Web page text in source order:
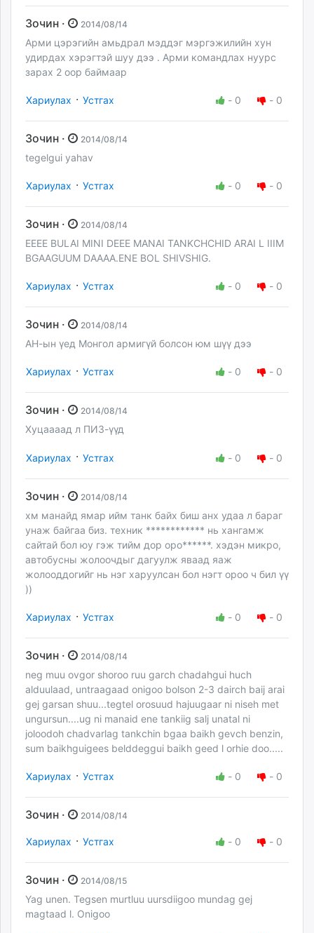
Зочин · 2014/08/14
Арми цэрэгийн амьдрал мэддэг мэргэжилийн хун
удирдах хэрэгтэй шуу дээ . Арми командлах нуурс
зарах 2 оор баймаар
Хариулах · Устгах - 0 - 0
Зочин · 2014/08/14
tegelgui yahav
Хариулах · Устгах - 0 - 0
Зочин · 2014/08/14
EEEE BULAI MINI DEEE MANAI TANKCHCHID ARAI L IIIM
BGAAGUUM DAAAA.ENE BOL SHIVSHIG.
Хариулах · Устгах - 0 - 0
Зочин · 2014/08/14
АН-ын үед Монгол армигүй болсон юм шүү дээ
Хариулах · Устгах - 0 - 0
Зочин · 2014/08/14
Хуцаааад л ПИЗ-үүд
Хариулах · Устгах - 0 - 0
Зочин · 2014/08/14
хм манайд ямар ийм танк байх биш анх удаа л бараг
унаж байгаа биз. техник ************ нь хангамж
сайтай бол юу гэж тийм дор оро******. хэдэн микро,
автобусны жолоочдыг дагуулж яваад яаж
жолооддогийг нь нэг харуулсан бол нэгт ороо ч бил үү
))
Хариулах · Устгах - 0 - 0
Зочин · 2014/08/14
neg muu ovgor shoroo ruu garch chadahgui huch
alduulaad, untraagaad onigoo bolson 2-3 dairch baij arai
gej garsan shuu...tegtel orosuud hajuugaar ni niseh met
ungursun....ug ni manaid ene tankiig salj unatal ni
joloodoh chadvarlag tankchin bgaa baikh gevch benzin,
sum baikhguigees belddeggui baikh geed l orhie doo.....
Хариулах · Устгах - 0 - 0
Зочин · 2014/08/14
Хариулах · Устгах - 0 - 0
Зочин · 2014/08/15
Yag unen. Tegsen murtluu uursdiigoo mundag gej
magtaad l. Onigoo